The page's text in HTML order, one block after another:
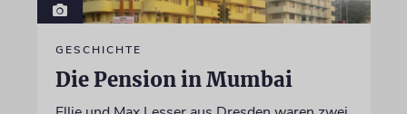
GESCHICHTE
Die Pension in Mumbai